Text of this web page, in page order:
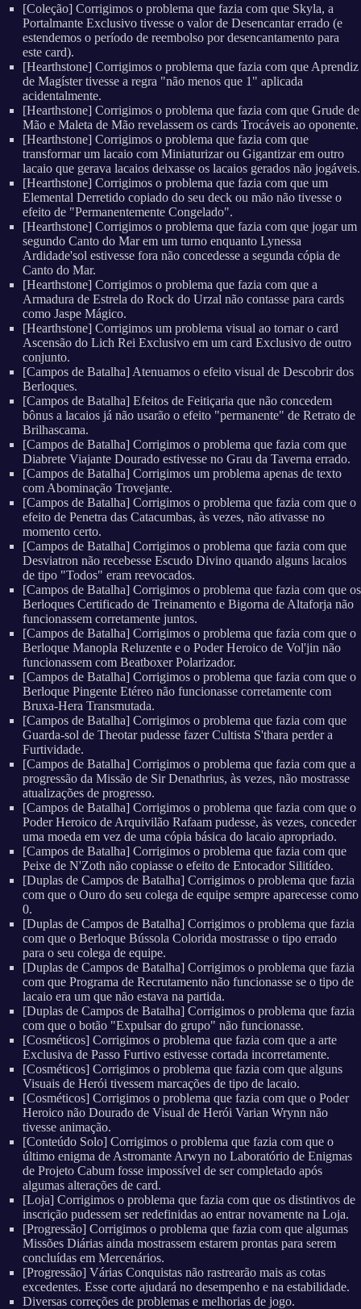
[Coleção] Corrigimos o problema que fazia com que Skyla, a
Portalmante Exclusivo tivesse o valor de Desencantar errado (e
estendemos o período de reembolso por desencantamento para
este card).
[Hearthstone] Corrigimos o problema que fazia com que Aprendiz
de Magíster tivesse a regra "não menos que 1" aplicada
acidentalmente.
[Hearthstone] Corrigimos o problema que fazia com que Grude de
Mão e Maleta de Mão revelassem os cards Trocáveis ao oponente.
[Hearthstone] Corrigimos o problema que fazia com que
transformar um lacaio com Miniaturizar ou Gigantizar em outro
lacaio que gerava lacaios deixasse os lacaios gerados não jogáveis.
[Hearthstone] Corrigimos o problema que fazia com que um
Elemental Derretido copiado do seu deck ou mão não tivesse o
efeito de "Permanentemente Congelado".
[Hearthstone] Corrigimos o problema que fazia com que jogar um
segundo Canto do Mar em um turno enquanto Lynessa
Ardidade'sol estivesse fora não concedesse a segunda cópia de
Canto do Mar.
[Hearthstone] Corrigimos o problema que fazia com que a
Armadura de Estrela do Rock do Urzal não contasse para cards
como Jaspe Mágico.
[Hearthstone] Corrigimos um problema visual ao tornar o card
Ascensão do Lich Rei Exclusivo em um card Exclusivo de outro
conjunto.
[Campos de Batalha] Atenuamos o efeito visual de Descobrir dos
Berloques.
[Campos de Batalha] Efeitos de Feitiçaria que não concedem
bônus a lacaios já não usarão o efeito "permanente" de Retrato de
Brilhascama.
[Campos de Batalha] Corrigimos o problema que fazia com que
Diabrete Viajante Dourado estivesse no Grau da Taverna errado.
[Campos de Batalha] Corrigimos um problema apenas de texto
com Abominação Trovejante.
[Campos de Batalha] Corrigimos o problema que fazia com que o
efeito de Penetra das Catacumbas, às vezes, não ativasse no
momento certo.
[Campos de Batalha] Corrigimos o problema que fazia com que
Desviatron não recebesse Escudo Divino quando alguns lacaios
de tipo "Todos" eram reevocados.
[Campos de Batalha] Corrigimos o problema que fazia com que os
Berloques Certificado de Treinamento e Bigorna de Altaforja não
funcionassem corretamente juntos.
[Campos de Batalha] Corrigimos o problema que fazia com que o
Berloque Manopla Reluzente e o Poder Heroico de Vol'jin não
funcionassem com Beatboxer Polarizador.
[Campos de Batalha] Corrigimos o problema que fazia com que o
Berloque Pingente Etéreo não funcionasse corretamente com
Bruxa-Hera Transmutada.
[Campos de Batalha] Corrigimos o problema que fazia com que
Guarda-sol de Theotar pudesse fazer Cultista S'thara perder a
Furtividade.
[Campos de Batalha] Corrigimos o problema que fazia com que a
progressão da Missão de Sir Denathrius, às vezes, não mostrasse
atualizações de progresso.
[Campos de Batalha] Corrigimos o problema que fazia com que o
Poder Heroico de Arquivilão Rafaam pudesse, às vezes, conceder
uma moeda em vez de uma cópia básica do lacaio apropriado.
[Campos de Batalha] Corrigimos o problema que fazia com que
Peixe de N'Zoth não copiasse o efeito de Entocador Silitídeo.
[Duplas de Campos de Batalha] Corrigimos o problema que fazia
com que o Ouro do seu colega de equipe sempre aparecesse como
0.
[Duplas de Campos de Batalha] Corrigimos o problema que fazia
com que o Berloque Bússola Colorida mostrasse o tipo errado
para o seu colega de equipe.
[Duplas de Campos de Batalha] Corrigimos o problema que fazia
com que Programa de Recrutamento não funcionasse se o tipo de
lacaio era um que não estava na partida.
[Duplas de Campos de Batalha] Corrigimos o problema que fazia
com que o botão "Expulsar do grupo" não funcionasse.
[Cosméticos] Corrigimos o problema que fazia com que a arte
Exclusiva de Passo Furtivo estivesse cortada incorretamente.
[Cosméticos] Corrigimos o problema que fazia com que alguns
Visuais de Herói tivessem marcações de tipo de lacaio.
[Cosméticos] Corrigimos o problema que fazia com que o Poder
Heroico não Dourado de Visual de Herói Varian Wrynn não
tivesse animação.
[Conteúdo Solo] Corrigimos o problema que fazia com que o
último enigma de Astromante Arwyn no Laboratório de Enigmas
de Projeto Cabum fosse impossível de ser completado após
algumas alterações de card.
[Loja] Corrigimos o problema que fazia com que os distintivos de
inscrição pudessem ser redefinidas ao entrar novamente na Loja.
[Progressão] Corrigimos o problema que fazia com que algumas
Missões Diárias ainda mostrassem estarem prontas para serem
concluídas em Mercenários.
[Progressão] Várias Conquistas não rastrearão mais as cotas
excedentes. Esse corte ajudará no desempenho e na estabilidade.
Diversas correções de problemas e melhorias de jogo.